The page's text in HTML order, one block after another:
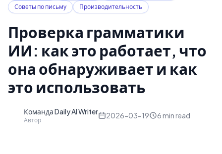
Советы по письму
Производительность
Проверка грамматики
ИИ: как это работает, что
она обнаруживает и как
это использовать
Команда Daily AI Writer
Автор
2026-03-19 6 min read